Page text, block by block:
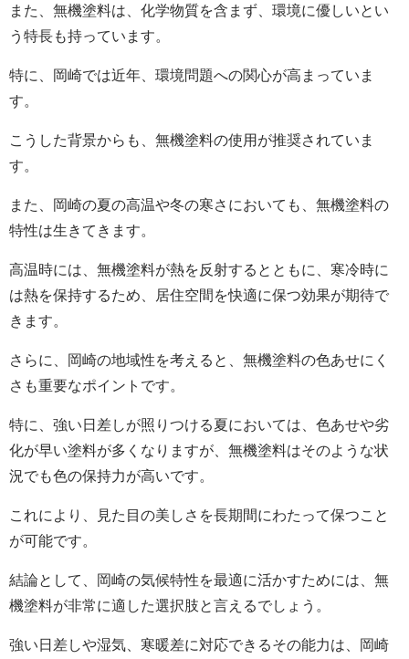
また、無機塗料は、化学物質を含まず、環境に優しいとい
う特長も持っています。
特に、岡崎では近年、環境問題への関心が高まっていま
す。
こうした背景からも、無機塗料の使用が推奨されていま
す。
また、岡崎の夏の高温や冬の寒さにおいても、無機塗料の
特性は生きてきます。
高温時には、無機塗料が熱を反射するとともに、寒冷時に
は熱を保持するため、居住空間を快適に保つ効果が期待で
きます。
さらに、岡崎の地域性を考えると、無機塗料の色あせにく
さも重要なポイントです。
特に、強い日差しが照りつける夏においては、色あせや劣
化が早い塗料が多くなりますが、無機塗料はそのような状
況でも色の保持力が高いです。
これにより、見た目の美しさを長期間にわたって保つこと
が可能です。
結論として、岡崎の気候特性を最適に活かすためには、無
機塗料が非常に適した選択肢と言えるでしょう。
強い日差しや湿気、寒暖差に対応できるその能力は、岡崎